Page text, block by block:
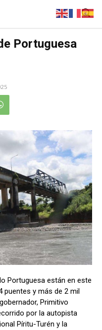
Portuguesa
Portuguesa están en este
puentes y más de 2 mil
Primitivo
por la autopista
Píritu-Turén y la